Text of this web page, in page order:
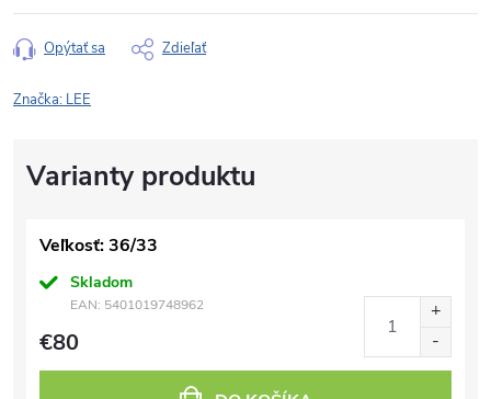
Opýtať sa Zdieľať
Značka: LEE
Veľkosť: 36/33
Skladom
EAN: 5401019748962
€80